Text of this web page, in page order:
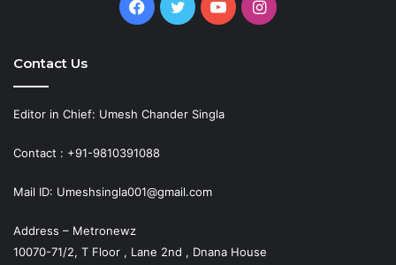
Facebook
TwitterYouTubeInstagram
Contact Us
Editor in Chief: Umesh Chander Singla
Contact : +91-9810391088
Mail ID: Umeshsingla001@gmail.com
Address – Metronewz
10070-71/2, T Floor , Lane 2nd , Dnana House